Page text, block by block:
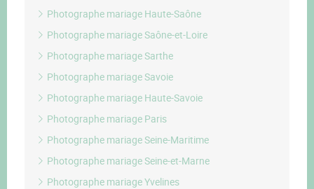
Photographe mariage Haute-Saône
Photographe mariage Saône-et-Loire
Photographe mariage Sarthe
Photographe mariage Savoie
Photographe mariage Haute-Savoie
Photographe mariage Paris
Photographe mariage Seine-Maritime
Photographe mariage Seine-et-Marne
Photographe mariage Yvelines